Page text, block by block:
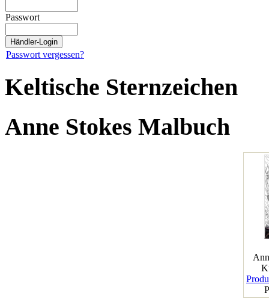
Passwort
Passwort vergessen?
Keltische Sternzeichen
Anne Stokes Malbuch